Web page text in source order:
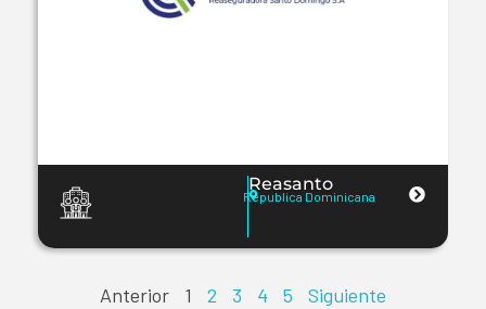
Reasanto
Republica Dominicana
Anterior 1 2 3 4 5 Siguiente